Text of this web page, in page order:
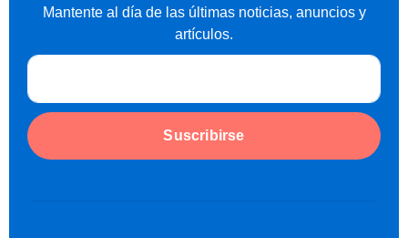
Mantente al día de las últimas noticias, anuncios y
artículos.
Suscribirse